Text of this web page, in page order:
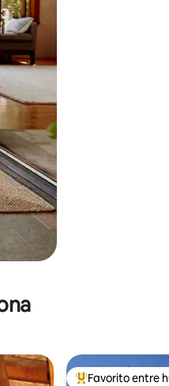
Favorito entre